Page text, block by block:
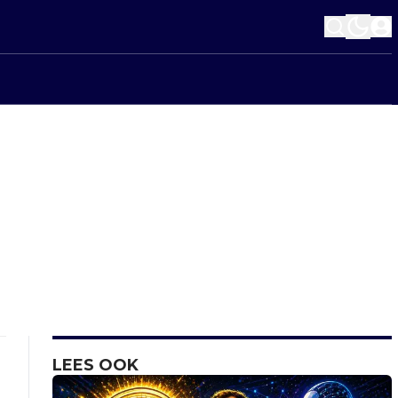
LEES OOK